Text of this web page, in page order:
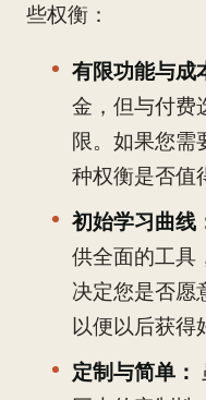
些权衡：
有限功能与成
金，但与付费
限。如果您需
种权衡是否值
初始学习曲线
供全面的工具
决定您是否愿
以便以后获得
定制与简单：